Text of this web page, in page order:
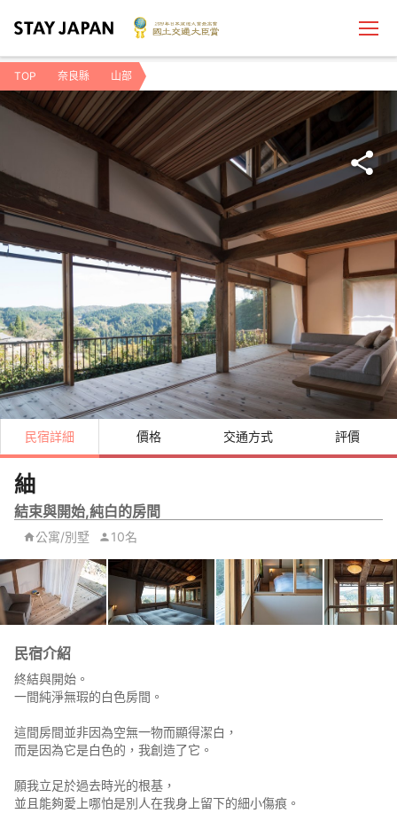
TOP 奈良縣 山部
民宿詳細 價格 交通方式 評價
紬
結束與開始,純白的房間
公寓/別墅 10名
民宿介紹
終結與開始。
一間純淨無瑕的白色房間。
這間房間並非因為空無一物而顯得潔白，
而是因為它是白色的，我創造了它。
願我立足於過去時光的根基，
並且能夠愛上哪怕是別人在我身上留下的細小傷痕。